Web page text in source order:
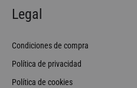
Legal
Condiciones de compra
Política de privacidad
Política de cookies